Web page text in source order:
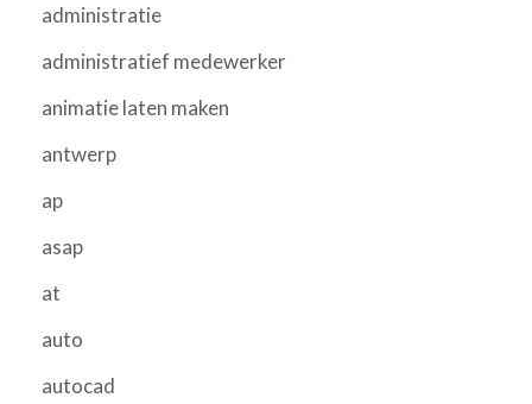
administratie
administratief medewerker
animatie laten maken
antwerp
ap
asap
at
auto
autocad